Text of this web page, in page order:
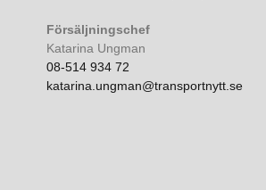
Försäljningschef
Katarina Ungman
08-514 934 72
katarina.ungman@transportnytt.se